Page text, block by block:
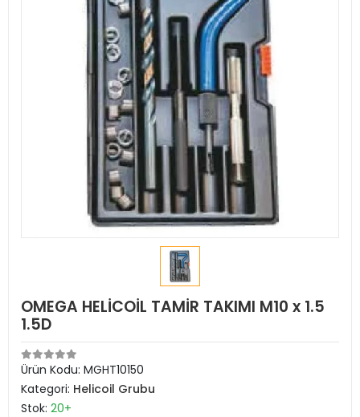
OMEGA HELİCOİL TAMİR TAKIMI M10 x 1.5
1.5D
Ürün Kodu: MGHT10150
Kategori: Helicoil Grubu
Stok: 20+